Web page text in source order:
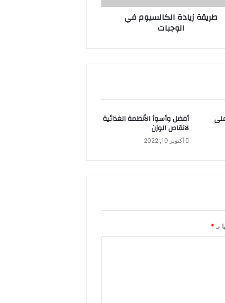
طريقة زيادة الكالسيوم في
الوجبات
أفضل وأسوأ الأنظمة الغذائية
لانقاص الوزن
أكتوبر 10, 2022
بـ *